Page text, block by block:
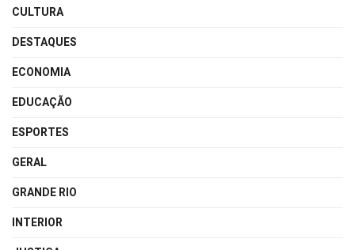
CULTURA
DESTAQUES
ECONOMIA
EDUCAÇÃO
ESPORTES
GERAL
GRANDE RIO
INTERIOR